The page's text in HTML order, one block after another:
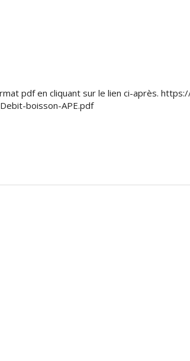
pdf en cliquant sur le lien ci-après.
boisson-APE.pdf